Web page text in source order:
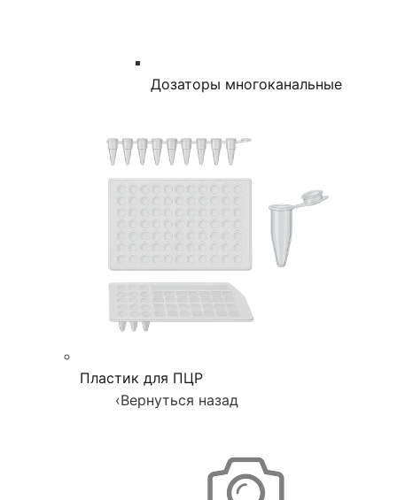
Дозаторы многоканальные
Пластик для ПЦР
‹Вернуться назад